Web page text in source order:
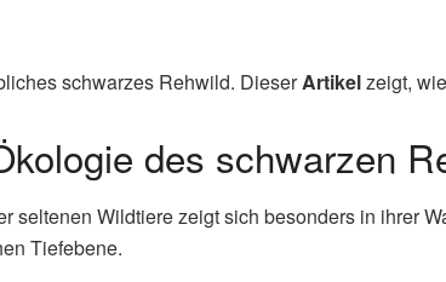
schwarzes Rehwild. DieserArtikelzeigt,
des schwarzen
seltenen Wildtiere zeigt sich besonders in ihrer
Tiefebene.